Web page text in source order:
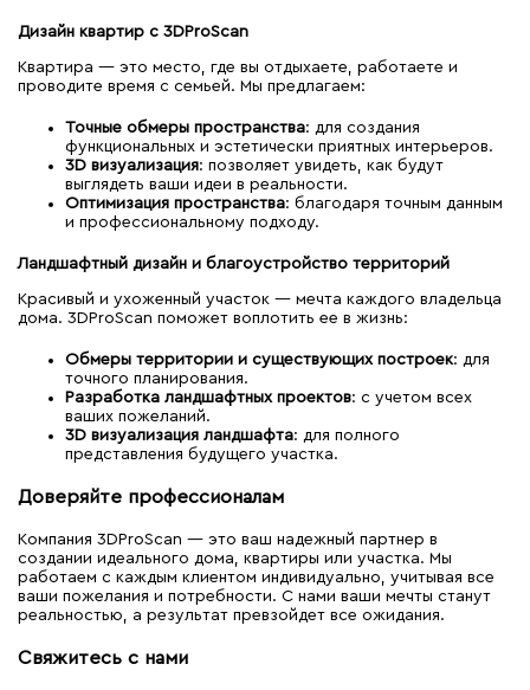
Дизайн квартир с 3DProScan
Квартира — это место, где вы отдыхаете, работаете и
проводите время с семьей. Мы предлагаем:
Точные обмеры пространства: для создания
функциональных и эстетически приятных интерьеров.
3D визуализация: позволяет увидеть, как будут
выглядеть ваши идеи в реальности.
Оптимизация пространства: благодаря точным данным
и профессиональному подходу.
Ландшафтный дизайн и благоустройство территорий
Красивый и ухоженный участок — мечта каждого владельца
дома. 3DProScan поможет воплотить ее в жизнь:
Обмеры территории и существующих построек: для
точного планирования.
Разработка ландшафтных проектов: с учетом всех
ваших пожеланий.
3D визуализация ландшафта: для полного
представления будущего участка.
Доверяйте профессионалам
Компания 3DProScan — это ваш надежный партнер в
создании идеального дома, квартиры или участка. Мы
работаем с каждым клиентом индивидуально, учитывая все
ваши пожелания и потребности. С нами ваши мечты станут
реальностью, а результат превзойдет все ожидания.
Свяжитесь с нами